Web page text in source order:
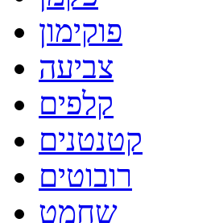
פוקימון
צביעה
קלפים
קטנטנים
רובוטים
שחמט